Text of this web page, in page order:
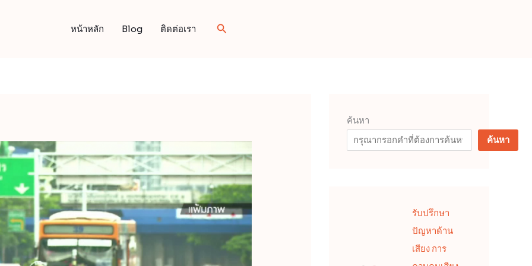
หน้าหลัก Blog ติดต่อเรา Search
ค้นหา
ค้นหา
รับปรึกษา
ปัญหาด้าน
เสียง การ